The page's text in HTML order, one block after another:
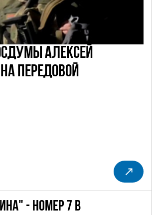
- НОМЕР 7 В
АЛЕКСЕЙ
ПЕРЕДОВОЙ